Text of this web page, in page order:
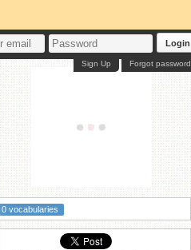
Login
Forgot password
Sign Up
0 vocabularies